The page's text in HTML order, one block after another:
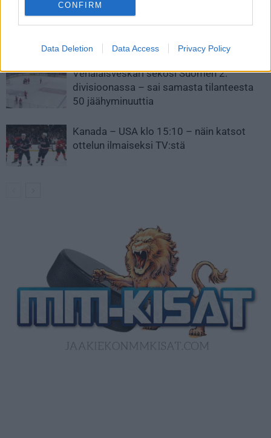
CONFIRM
Data Deletion Data Access Privacy Policy
Leijonat julkisti ketjut Sveitsi-peliin –
Aleksander Barkov tekee paluun
kaukaloon
Venäläisveskari sekosi Suomen 2.
divisioonassa – sai samasta tilanteesta
50 jäähyminuuttia
Kanada – USA klo 15:10 – näin katsot
ottelun ilmaiseksi TV:stä